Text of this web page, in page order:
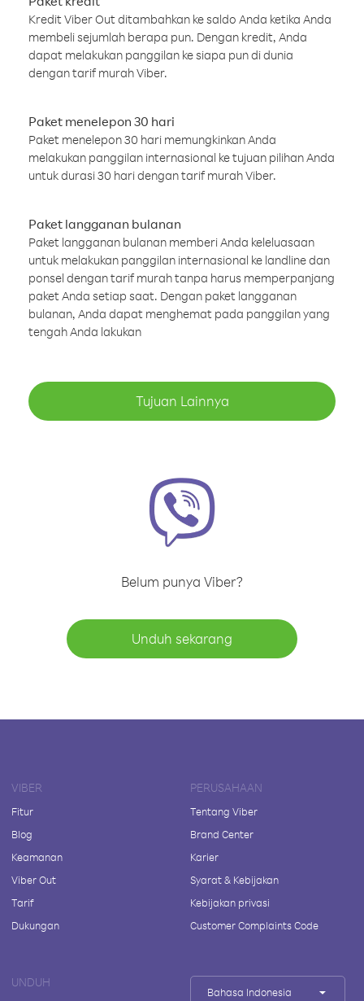
Kredit Viber Out ditambahkan ke saldo Anda ketika Anda
membeli sejumlah berapa pun. Dengan kredit, Anda
dapat melakukan panggilan ke siapa pun di dunia
dengan tarif murah Viber.
Paket menelepon 30 hari
Paket menelepon 30 hari memungkinkan Anda
melakukan panggilan internasional ke tujuan pilihan Anda
untuk durasi 30 hari dengan tarif murah Viber.
Paket langganan bulanan
Paket langganan bulanan memberi Anda keleluasaan
untuk melakukan panggilan internasional ke landline dan
ponsel dengan tarif murah tanpa harus memperpanjang
paket Anda setiap saat. Dengan paket langganan
bulanan, Anda dapat menghemat pada panggilan yang
tengah Anda lakukan
Tujuan Lainnya
Belum punya Viber?
Unduh sekarang
VIBER
Fitur
Blog
Keamanan
Viber Out
Tarif
Dukungan
PERUSAHAAN
Tentang Viber
Brand Center
Karier
Syarat & Kebijakan
Kebijakan privasi
Customer Complaints Code
UNDUH
Bahasa Indonesia